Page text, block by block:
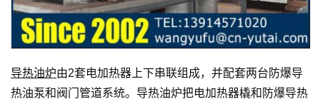
导热油炉由2套电加热器上下串联组成，并配套两台防爆导
热油泵和阀门管道系统。导热油炉把电加热器橇和防爆导热